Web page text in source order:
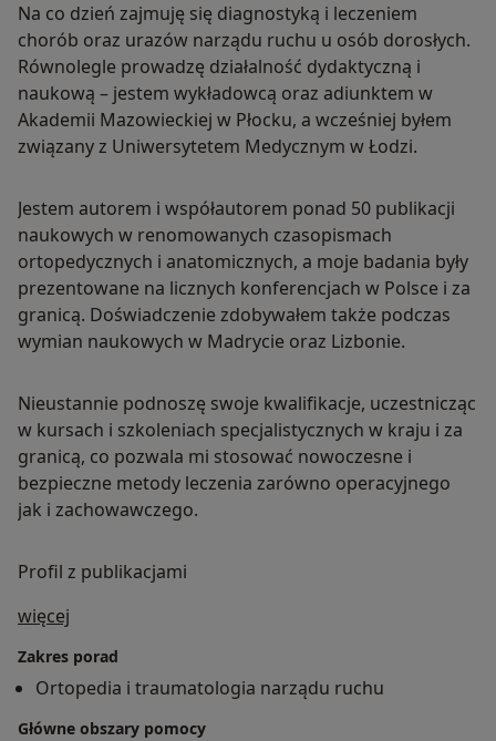
Na co dzień zajmuję się diagnostyką i leczeniem
chorób oraz urazów narządu ruchu u osób dorosłych.
Równolegle prowadzę działalność dydaktyczną i
naukową – jestem wykładowcą oraz adiunktem w
Akademii Mazowieckiej w Płocku, a wcześniej byłem
związany z Uniwersytetem Medycznym w Łodzi.
Jestem autorem i współautorem ponad 50 publikacji
naukowych w renomowanych czasopismach
ortopedycznych i anatomicznych, a moje badania były
prezentowane na licznych konferencjach w Polsce i za
granicą. Doświadczenie zdobywałem także podczas
wymian naukowych w Madrycie oraz Lizbonie.
Nieustannie podnoszę swoje kwalifikacje, uczestnicząc
w kursach i szkoleniach specjalistycznych w kraju i za
granicą, co pozwala mi stosować nowoczesne i
bezpieczne metody leczenia zarówno operacyjnego
jak i zachowawczego.
Profil z publikacjami
więcej
Zakres porad
Ortopedia i traumatologia narządu ruchu
Główne obszary pomocy